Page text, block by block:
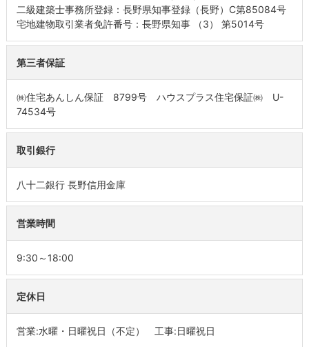
二級建築士事務所登録：長野県知事登録（長野）C第85084号
宅地建物取引業者免許番号：長野県知事 （3） 第5014号
第三者保証
㈱住宅あんしん保証 8799号 ハウスプラス住宅保証㈱ U-
74534号
取引銀行
八十二銀行 長野信用金庫
営業時間
9:30～18:00
定休日
営業:水曜・日曜祝日（不定） 工事:日曜祝日